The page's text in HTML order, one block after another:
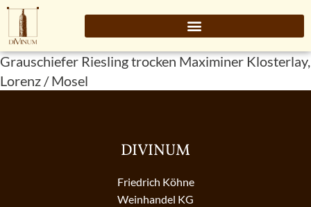
Grauschiefer Riesling trocken Maximiner Klosterlay,
Lorenz / Mosel
DIVINUM
Friedrich Köhne
Weinhandel KG